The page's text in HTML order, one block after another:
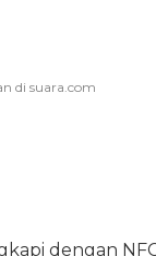
dengan